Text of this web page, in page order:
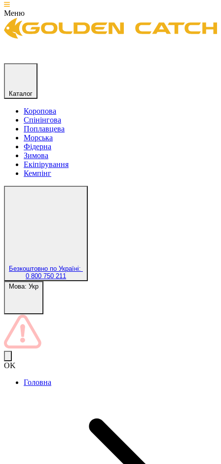
Меню
Каталог
Коропова
Спінінгова
Поплавцева
Морська
Фідерна
Зимова
Екіпірування
Кемпінг
Безкоштовно по Україні:
0 800 750 211
Мова: Укр
OK
Головна